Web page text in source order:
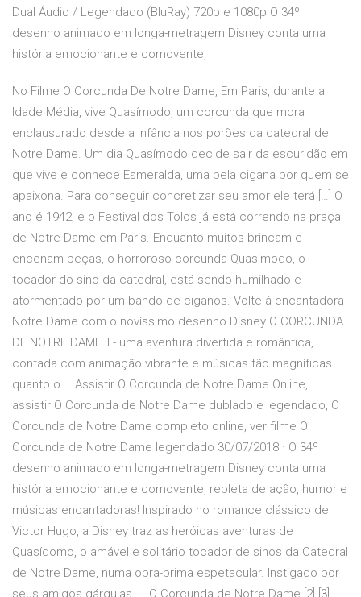
Dual Áudio / Legendado (BluRay) 720p e 1080p O 34º
desenho animado em longa-metragem Disney conta uma
história emocionante e comovente,
No Filme O Corcunda De Notre Dame, Em Paris, durante a
Idade Média, vive Quasímodo, um corcunda que mora
enclausurado desde a infância nos porões da catedral de
Notre Dame. Um dia Quasímodo decide sair da escuridão em
que vive e conhece Esmeralda, uma bela cigana por quem se
apaixona. Para conseguir concretizar seu amor ele terá […] O
ano é 1942, e o Festival dos Tolos já está correndo na praça
de Notre Dame em Paris. Enquanto muitos brincam e
encenam peças, o horroroso corcunda Quasimodo, o
tocador do sino da catedral, está sendo humilhado e
atormentado por um bando de ciganos. Volte á encantadora
Notre Dame com o novíssimo desenho Disney O CORCUNDA
DE NOTRE DAME II - uma aventura divertida e romântica,
contada com animação vibrante e músicas tão magníficas
quanto o … Assistir O Corcunda de Notre Dame Online,
assistir O Corcunda de Notre Dame dublado e legendado, O
Corcunda de Notre Dame completo online, ver filme O
Corcunda de Notre Dame legendado 30/07/2018 · O 34º
desenho animado em longa-metragem Disney conta uma
história emocionante e comovente, repleta de ação, humor e
músicas encantadoras! Inspirado no romance clássico de
Victor Hugo, a Disney traz as heróicas aventuras de
Quasídomo, o amável e solitário tocador de sinos da Catedral
de Notre Dame, numa obra-prima espetacular. Instigado por